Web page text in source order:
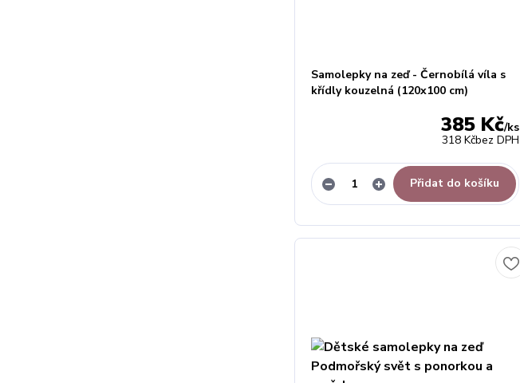
Samolepky na zeď - Černobílá víla s
křídly kouzelná (120x100 cm)
385 Kč/ks
318 Kčbez DPH
Přidat do košíku